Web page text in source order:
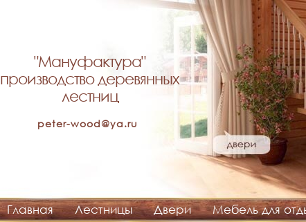
"Мануфактура"
производство деревянных
лестниц
peter-wood@ya.ru
Главная Лестницы Двери Мебель для